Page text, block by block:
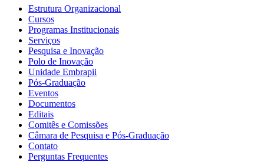
Estrutura Organizacional
Cursos
Programas Institucionais
Serviços
Pesquisa e Inovação
Polo de Inovação
Unidade Embrapii
Pós-Graduação
Eventos
Documentos
Editais
Comitês e Comissões
Câmara de Pesquisa e Pós-Graduação
Contato
Perguntas Frequentes